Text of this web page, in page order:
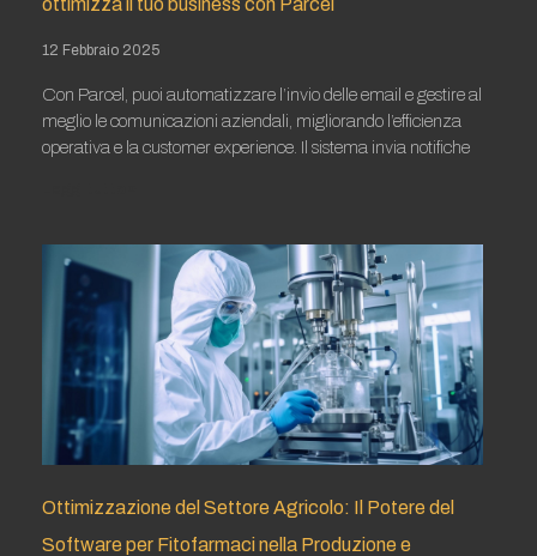
12 Febbraio 2025
Con Parcel, puoi automatizzare l’invio delle email e gestire al
meglio le comunicazioni aziendali, migliorando l’efficienza
operativa e la customer experience. Il sistema invia notifiche
Ottimizzazione del Settore Agricolo: Il Potere del
Software per Fitofarmaci nella Produzione e